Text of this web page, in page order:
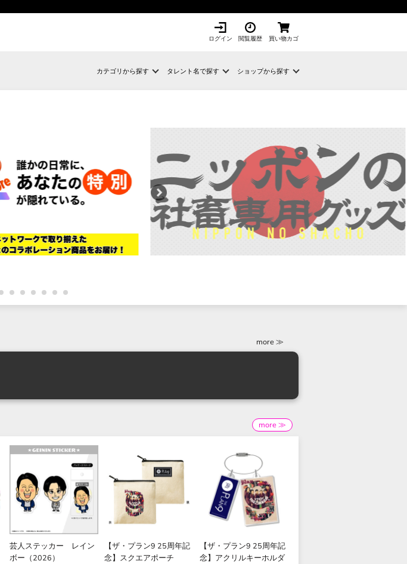
ログイン 閲覧履歴 買い物カゴ
カテゴリから探す タレント名で探す ショップから探す
more ≫
more ≫
芸人ステッカー レイン
ボー（2026）
【ザ・プラン9 25周年記
念】スクエアポーチ
【ザ・プラン9 25周年記
念】アクリルキーホルダ